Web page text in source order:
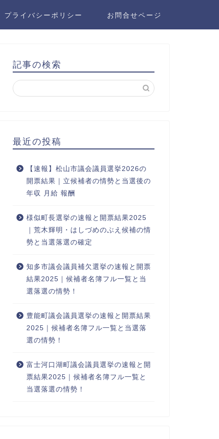
プライバシーポリシー お問合せページ
記事の検索
最近の投稿
【速報】松山市議会議員選挙2026の
開票結果｜立候補者の情勢と当選後の
年収 月給 報酬
様似町長選挙の速報と開票結果2025
｜荒木輝明・はしづめのぶえ候補の情
勢と当選落選の確定
知多市議会議員補欠選挙の速報と開票
結果2025｜候補者名簿フル一覧と当
選落選の情勢！
豊能町議会議員選挙の速報と開票結果
2025｜候補者名簿フル一覧と当選落
選の情勢！
富士河口湖町議会議員選挙の速報と開
票結果2025｜候補者名簿フル一覧と
当選落選の情勢！